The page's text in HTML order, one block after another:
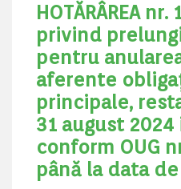
HOTĂRÂREA
privind
pentru
aferente
principale,
31 august
conform OUG
până la data de